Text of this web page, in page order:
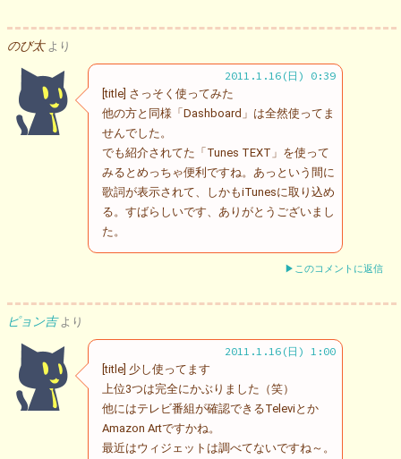
のび太 より
2011.1.16(日) 0:39
[title] さっそく使ってみた
他の方と同様「Dashboard」は全然使ってま
せんでした。
でも紹介されてた「Tunes TEXT」を使って
みるとめっちゃ便利ですね。あっという間に
歌詞が表示されて、しかもiTunesに取り込め
る。すばらしいです、ありがとうございまし
た。
▶このコメントに返信
ピョン吉 より
2011.1.16(日) 1:00
[title] 少し使ってます
上位3つは完全にかぶりました（笑）
他にはテレビ番組が確認できるTeleviとか
Amazon Artですかね。
最近はウィジェットは調べてないですね～。